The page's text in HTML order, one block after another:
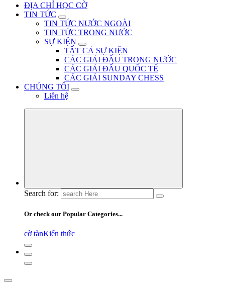
ĐỊA CHỈ HỌC CỜ
TIN TỨC
TIN TỨC NƯỚC NGOÀI
TIN TỨC TRONG NƯỚC
SỰ KIỆN
TẤT CẢ SỰ KIỆN
CÁC GIẢI ĐẤU TRONG NƯỚC
CÁC GIẢI ĐẤU QUỐC TẾ
CÁC GIẢI SUNDAY CHESS
CHÚNG TÔI
Liên hệ
Search for:
Or check our Popular Categories...
cờ tànKiến thức